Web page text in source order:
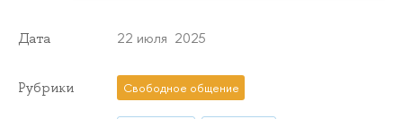
Дата 22 июля 2025
Рубрики Свободное общение